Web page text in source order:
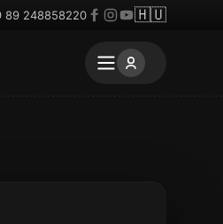
89 248858220 🇭🇺